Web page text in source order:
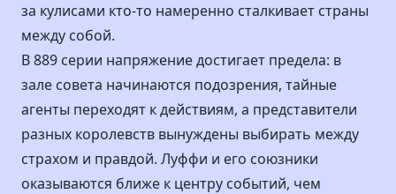
за кулисами кто-то намеренно сталкивает страны
между собой.
В 889 серии напряжение достигает предела: в
зале совета начинаются подозрения, тайные
агенты переходят к действиям, а представители
разных королевств вынуждены выбирать между
страхом и правдой. Луффи и его союзники
оказываются ближе к центру событий, чем